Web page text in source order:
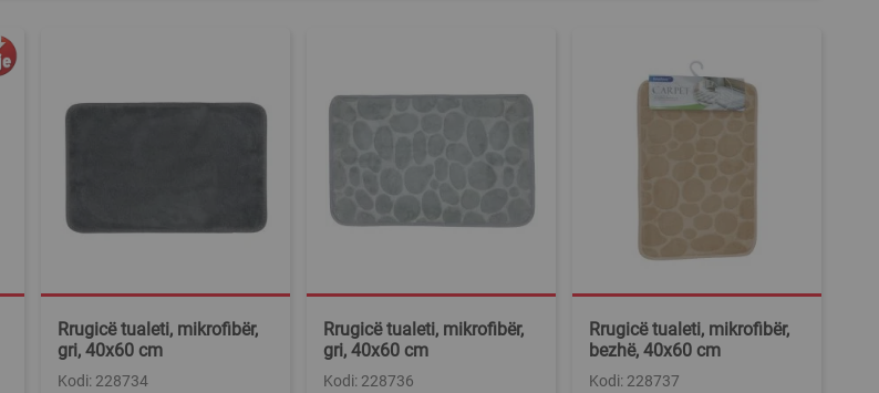
Rrugicë tualeti, mikrofibër,
gri, 40x60 cm
Kodi: 228734
Rrugicë tualeti, mikrofibër,
gri, 40x60 cm
Kodi: 228736
Rrugicë tualeti, mikrofibër,
bezhë, 40x60 cm
Kodi: 228737